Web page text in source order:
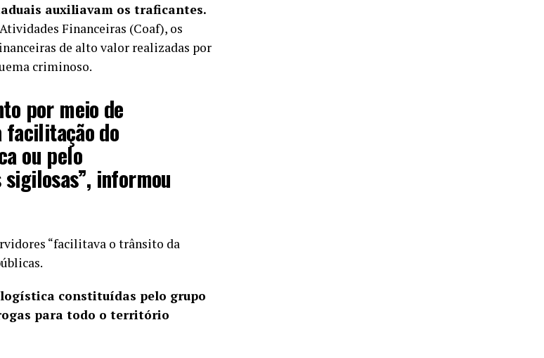
auxiliavam os traficantes.
Financeiras (Coaf), os
de alto valor realizadas por
criminoso.
por meio de
do
ou pelo
informou
“facilitava o trânsito da
constituídas pelo grupo
para todo o território